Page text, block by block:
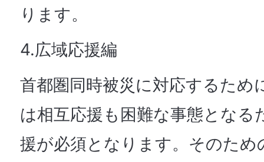
ります。
4.広域応援編
首都圏同時被災に対応するため
は相互応援も困難な事態となる
援が必須となります。そのため